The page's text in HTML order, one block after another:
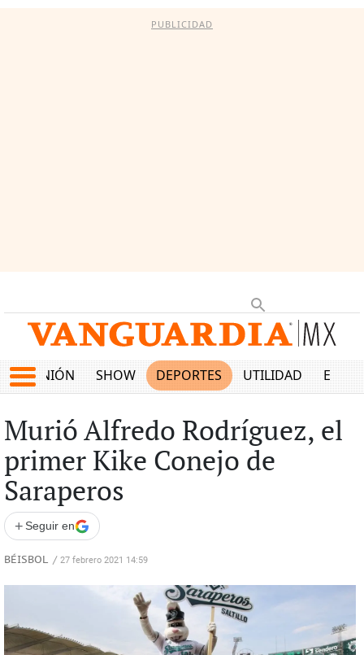
PUBLICIDAD
OPINIÓN SHOW DEPORTES UTILIDAD
Murió Alfredo Rodríguez, el
primer Kike Conejo de
Saraperos
+ Seguir en
BÉISBOL / 27 febrero 2021 14:59